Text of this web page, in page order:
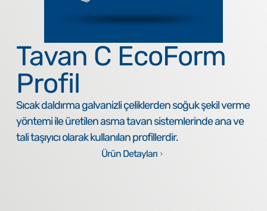
Tavan C EcoForm
Profil
Sıcak daldırma galvanizli çeliklerden soğuk şekil verme
yöntemi ile üretilen asma tavan sistemlerinde ana ve
tali taşıyıcı olarak kullanılan profillerdir.
Ürün Detayları